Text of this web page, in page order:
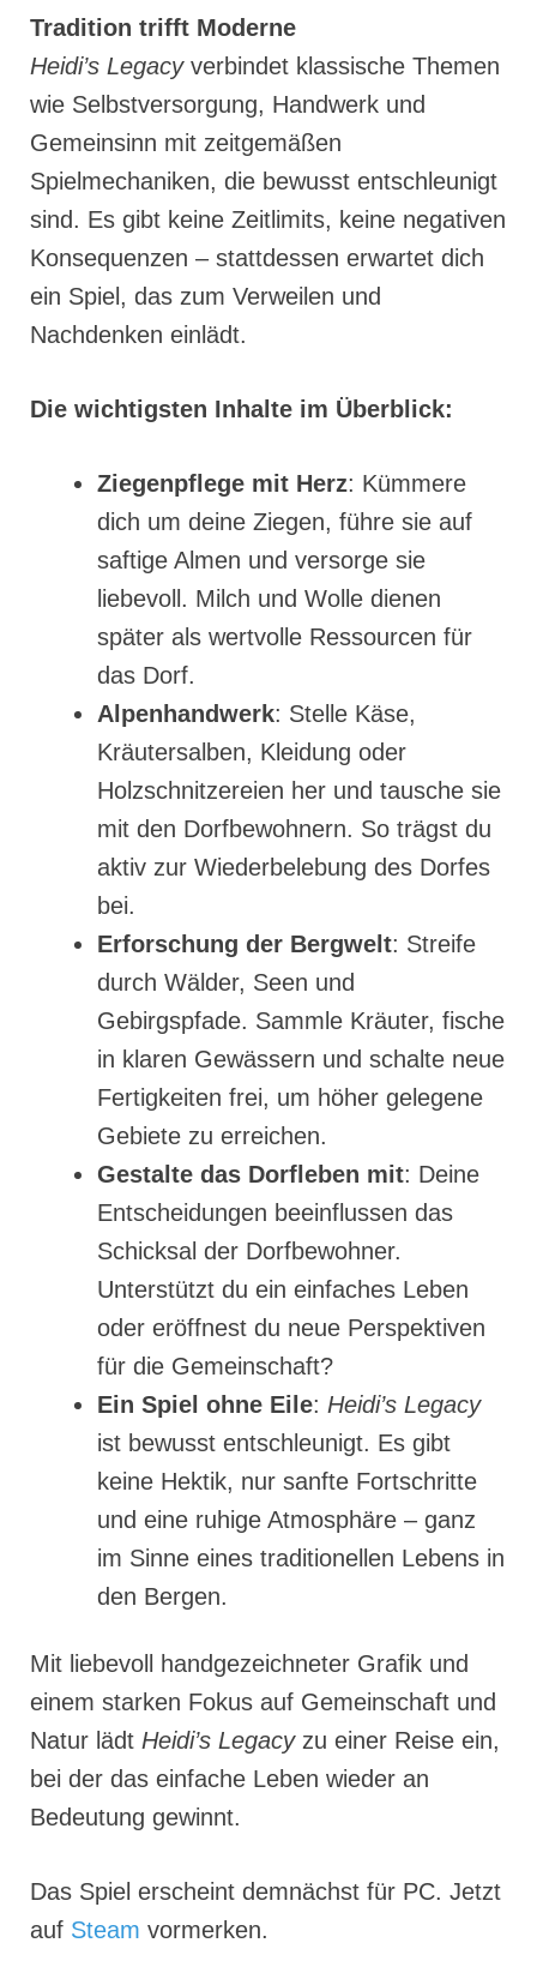
Tradition trifft Moderne
Heidi’s Legacyverbindet klassische Themen
wie Selbstversorgung, Handwerk und
Gemeinsinn mit zeitgemäßen
Spielmechaniken, die bewusst entschleunigt
sind. Es gibt keine Zeitlimits, keine negativen
Konsequenzen – stattdessen erwartet dich
ein Spiel, das zum Verweilen und
Nachdenken einlädt.
Die wichtigsten Inhalte im Überblick:
Ziegenpflege mit Herz: Kümmere
dich um deine Ziegen, führe sie auf
saftige Almen und versorge sie
liebevoll. Milch und Wolle dienen
später als wertvolle Ressourcen für
das Dorf.
Alpenhandwerk: Stelle Käse,
Kräutersalben, Kleidung oder
Holzschnitzereien her und tausche sie
mit den Dorfbewohnern. So trägst du
aktiv zur Wiederbelebung des Dorfes
bei.
Erforschung der Bergwelt: Streife
durch Wälder, Seen und
Gebirgspfade. Sammle Kräuter, fische
in klaren Gewässern und schalte neue
Fertigkeiten frei, um höher gelegene
Gebiete zu erreichen.
Gestalte das Dorfleben mit: Deine
Entscheidungen beeinflussen das
Schicksal der Dorfbewohner.
Unterstützt du ein einfaches Leben
oder eröffnest du neue Perspektiven
für die Gemeinschaft?
Ein Spiel ohne Eile: Heidi’s Legacy
ist bewusst entschleunigt. Es gibt
keine Hektik, nur sanfte Fortschritte
und eine ruhige Atmosphäre – ganz
im Sinne eines traditionellen Lebens in
den Bergen.
Mit liebevoll handgezeichneter Grafik und
einem starken Fokus auf Gemeinschaft und
Natur lädt Heidi’s Legacyzu einer Reise ein,
bei der das einfache Leben wieder an
Bedeutung gewinnt.
Das Spiel erscheint demnächst für PC. Jetzt
auf Steam vormerken.